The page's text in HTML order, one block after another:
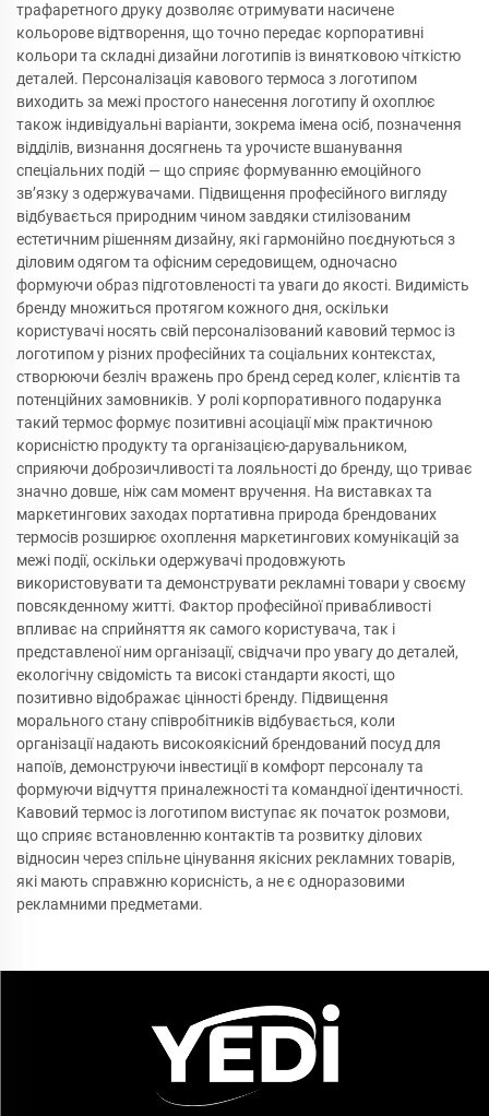
трафаретного друку дозволяє отримувати насичене
кольорове відтворення, що точно передає корпоративні
кольори та складні дизайни логотипів із винятковою чіткістю
деталей. Персоналізація кавового термоса з логотипом
виходить за межі простого нанесення логотипу й охоплює
також індивідуальні варіанти, зокрема імена осіб, позначення
відділів, визнання досягнень та урочисте вшанування
спеціальних подій — що сприяє формуванню емоційного
зв’язку з одержувачами. Підвищення професійного вигляду
відбувається природним чином завдяки стилізованим
естетичним рішенням дизайну, які гармонійно поєднуються з
діловим одягом та офісним середовищем, одночасно
формуючи образ підготовленості та уваги до якості. Видимість
бренду множиться протягом кожного дня, оскільки
користувачі носять свій персоналізований кавовий термос із
логотипом у різних професійних та соціальних контекстах,
створюючи безліч вражень про бренд серед колег, клієнтів та
потенційних замовників. У ролі корпоративного подарунка
такий термос формує позитивні асоціації між практичною
корисністю продукту та організацією-дарувальником,
сприяючи доброзичливості та лояльності до бренду, що триває
значно довше, ніж сам момент вручення. На виставках та
маркетингових заходах портативна природа брендованих
термосів розширює охоплення маркетингових комунікацій за
межі події, оскільки одержувачі продовжують
використовувати та демонструвати рекламні товари у своєму
повсякденному житті. Фактор професійної привабливості
впливає на сприйняття як самого користувача, так і
представленої ним організації, свідчачи про увагу до деталей,
екологічну свідомість та високі стандарти якості, що
позитивно відображає цінності бренду. Підвищення
морального стану співробітників відбувається, коли
організації надають високоякісний брендований посуд для
напоїв, демонструючи інвестиції в комфорт персоналу та
формуючи відчуття приналежності та командної ідентичності.
Кавовий термос із логотипом виступає як початок розмови,
що сприяє встановленню контактів та розвитку ділових
відносин через спільне цінування якісних рекламних товарів,
які мають справжню корисність, а не є одноразовими
рекламними предметами.